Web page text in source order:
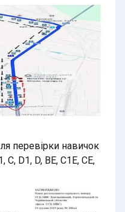
перевірки навичок
C, D1, D, BE, C1E, CE,